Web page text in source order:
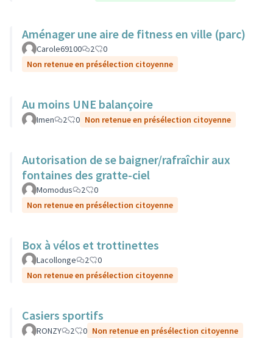
Aménager une aire de fitness en ville (parc)
Carole69100 2
0
Non retenue en présélection citoyenne
Au moins UNE balançoire
Imen 2 0 Non retenue en présélection citoyenne
Autorisation de se baigner/rafraîchir aux
fontaines des gratte-ciel
Momodus 2
0
Non retenue en présélection citoyenne
Box à vélos et trottinettes
Lacollonge 2
0
Non retenue en présélection citoyenne
Casiers sportifs
RONZY 2 0 Non retenue en présélection citoyenne